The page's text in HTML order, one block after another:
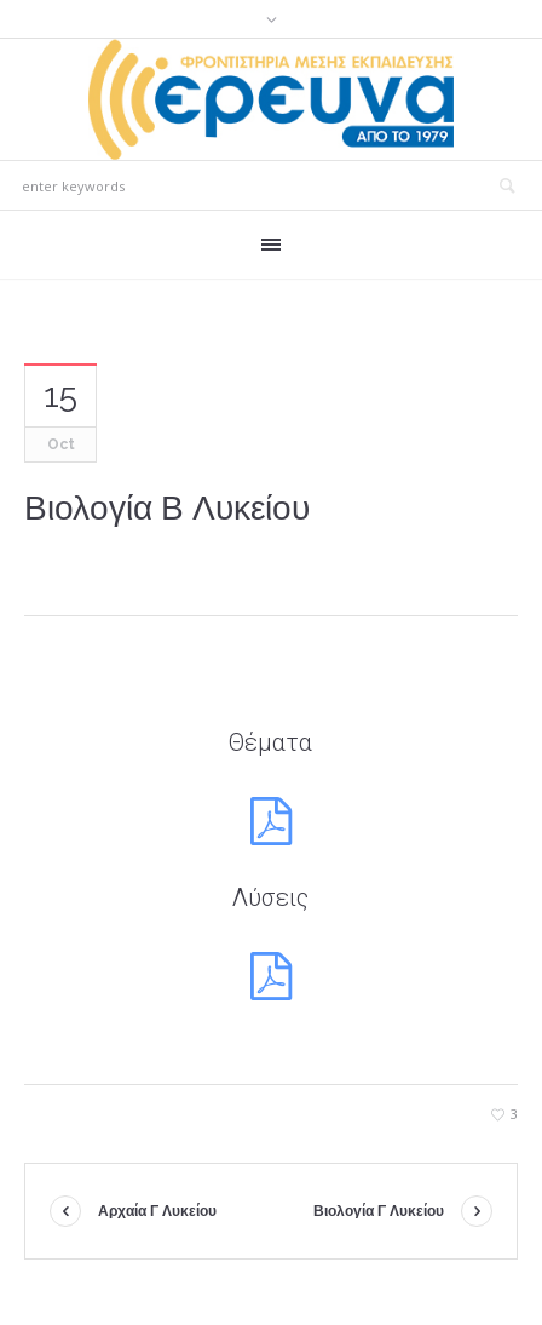
15
Oct
Βιολογία Β Λυκείου
Θέματα
Λύσεις
3
Αρχαία Γ Λυκείου Βιολογία Γ Λυκείου